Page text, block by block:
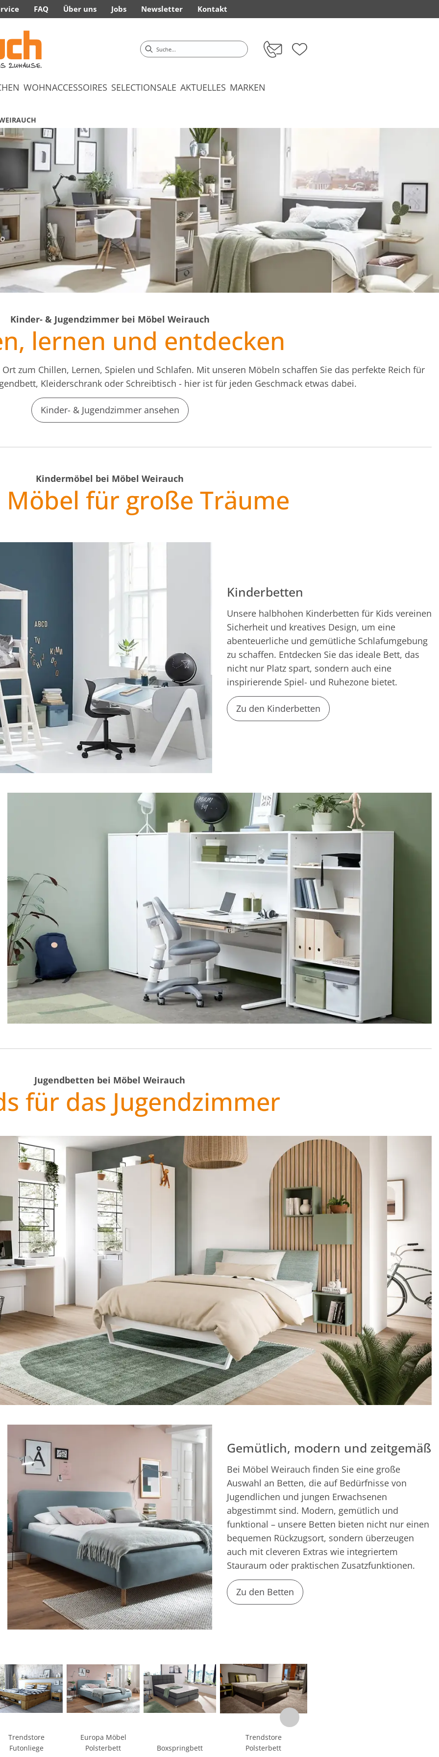
FAQ Über uns Jobs Newsletter Kontakt
WOHNACCESSOIRES SELECTIONSALE AKTUELLES MARKEN
Kinder- & Jugendzimmer bei Möbel Weirauch
lernen und entdecken
zum Chillen, Lernen, Spielen und Schlafen. Mit unseren Möbeln schaffen Sie das perfekte Reich für
Kleiderschrank oder Schreibtisch - hier ist für jeden Geschmack etwas dabei.
Kinder- & Jugendzimmer ansehen
Kindermöbel bei Möbel Weirauch
Möbel für große Träume
Kinderbetten
Unsere halbhohen Kinderbetten für Kids vereinen
Sicherheit und kreatives Design, um eine
abenteuerliche und gemütliche Schlafumgebung
zu schaffen. Entdecken Sie das ideale Bett, das
nicht nur Platz spart, sondern auch eine
inspirierende Spiel- und Ruhezone bietet.
Zu den Kinderbetten
Jugendbetten bei Möbel Weirauch
für das Jugendzimmer
Gemütlich, modern und zeitgemäß
Bei Möbel Weirauch finden Sie eine große
Auswahl an Betten, die auf Bedürfnisse von
Jugendlichen und jungen Erwachsenen
abgestimmt sind. Modern, gemütlich und
funktional – unsere Betten bieten nicht nur einen
bequemen Rückzugsort, sondern überzeugen
auch mit cleveren Extras wie integriertem
Stauraum oder praktischen Zusatzfunktionen.
Zu den Betten
Trendstore
Futonliege
Europa Möbel
Polsterbett
Boxspringbett
Trendstore
Polsterbett